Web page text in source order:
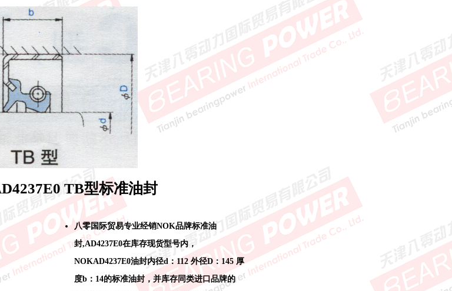
TB型标准油封
八零国际贸易专业经销NOK品牌标准油
封,AD4237E0在库存现货型号内，
NOKAD4237E0油封内径d：112 外径D：145 厚
度b：14的标准油封，并库存同类进口品牌的